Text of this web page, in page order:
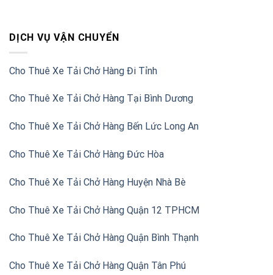
DỊCH VỤ VẬN CHUYỂN
Cho Thuê Xe Tải Chở Hàng Đi Tỉnh
Cho Thuê Xe Tải Chở Hàng Tại Bình Dương
Cho Thuê Xe Tải Chở Hàng Bến Lức Long An
Cho Thuê Xe Tải Chở Hàng Đức Hòa
Cho Thuê Xe Tải Chở Hàng Huyện Nhà Bè
Cho Thuê Xe Tải Chở Hàng Quận 12 TPHCM
Cho Thuê Xe Tải Chở Hàng Quận Bình Thạnh
Cho Thuê Xe Tải Chở Hàng Quận Tân Phú